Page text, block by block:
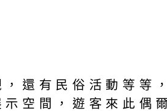
還有民俗活動等等
空間，遊客來此偶